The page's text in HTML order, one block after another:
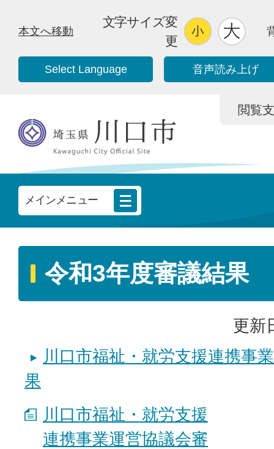
本文へ移動
文字サイズ変
更
Select Language 音声読み上げ
閲覧
メインメニュー
令和3年度審議結果
更新
川口市福祉・就労支援連携事
果
川口市福祉・就労支援
連携事業運営協議会審